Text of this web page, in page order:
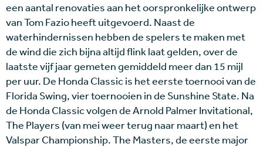
een aantal renovaties aan het oorspronkelijke ontwerp
van Tom Fazio heeft uitgevoerd. Naast de
waterhindernissen hebben de spelers te maken met
de wind die zich bijna altijd flink laat gelden, over de
laatste vijf jaar gemeten gemiddeld meer dan 15 mijl
per uur. De Honda Classic is het eerste toernooi van de
Florida Swing, vier toernooien in de Sunshine State. Na
de Honda Classic volgen de Arnold Palmer Invitational,
The Players (van mei weer terug naar maart) en het
Valspar Championship. The Masters, de eerste major